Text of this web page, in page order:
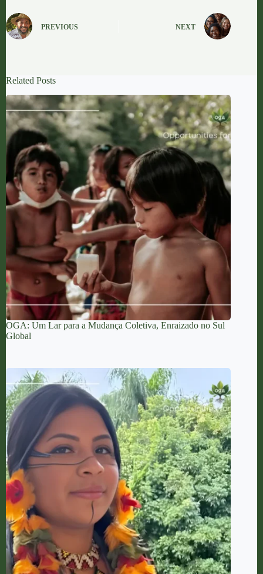
PREVIOUS NEXT
Related Posts
OGA: Um Lar para a Mudança Coletiva, Enraizado no Sul
Global